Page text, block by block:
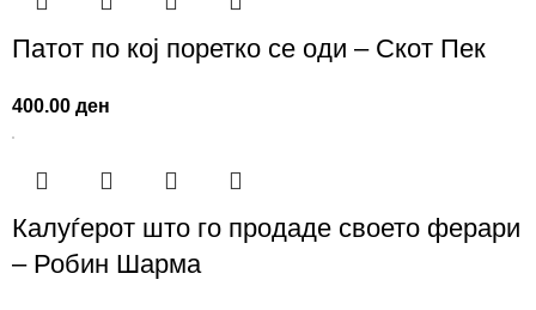
Патот по кој поретко се оди – Скот Пек
400.00ден
Калуѓерот што го продаде своето ферари
– Робин Шарма